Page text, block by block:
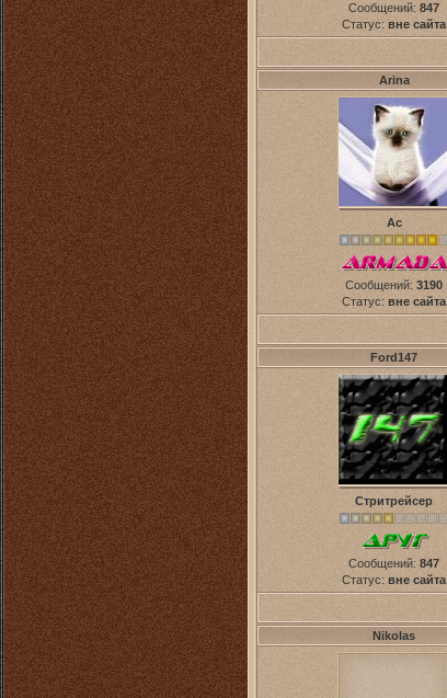
Сообщений: 847
Статус: вне сайта
Arina
Ас
Сообщений: 3190
Статус: вне сайта
Ford147
Стритрейсер
Сообщений: 847
Статус: вне сайта
Nikolas